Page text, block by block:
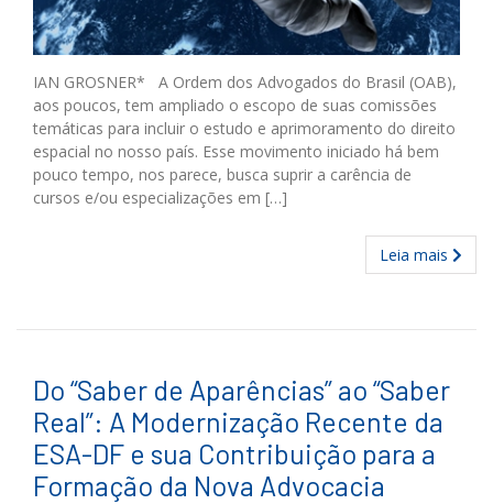
IAN GROSNER* A Ordem dos Advogados do Brasil (OAB),
aos poucos, tem ampliado o escopo de suas comissões
temáticas para incluir o estudo e aprimoramento do direito
espacial no nosso país. Esse movimento iniciado há bem
pouco tempo, nos parece, busca suprir a carência de
cursos e/ou especializações em […]
Leia mais
Do “Saber de Aparências” ao “Saber
Real”: A Modernização Recente da
ESA-DF e sua Contribuição para a
Formação da Nova Advocacia